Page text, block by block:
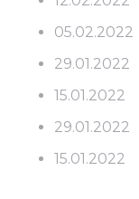
05.02.2022
29.01.2022
15.01.2022
29.01.2022
15.01.2022